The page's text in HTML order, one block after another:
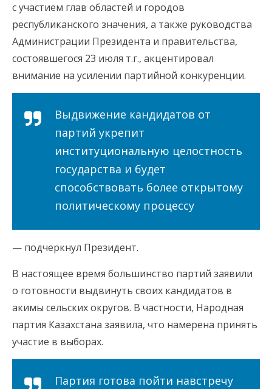
с участием глав областей и городов
республиканского значения, а также руководства
Администрации Президента и правительства,
состоявшегося 23 июля т.г., акцентировал
внимание на усилении партийной конкуренции.
Выдвижение кандидатов от
партий укрепит
институциональную целостность
государства и будет
способствовать более открытому
политическому процессу
— подчеркнул Президент.
В настоящее время большинство партий заявили
о готовности выдвинуть своих кандидатов в
акимы сельских округов. В частности, Народная
партия Казахстана заявила, что намерена принять
участие в выборах.
Партия готова пойти навстречу